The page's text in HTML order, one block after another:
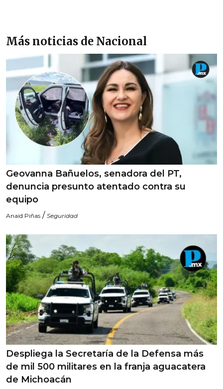
Más noticias de Nacional
Geovanna Bañuelos, senadora del PT,
denuncia presunto atentado contra su
equipo
Anaid Piñas / Seguridad
Despliega la Secretaría de la Defensa más
de mil 500 militares en la franja aguacatera
de Michoacán